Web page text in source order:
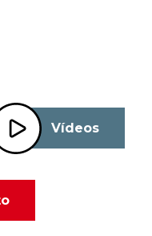
Vídeos